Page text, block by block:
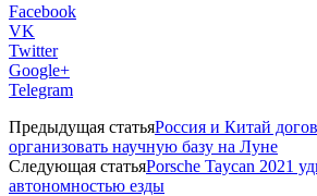
Facebook
VK
Twitter
Google+
Telegram
Предыдущая статьяРоссия и Китай
организовать научную базу на Луне
Следующая статьяPorsche Taycan 2021
автономностью езды